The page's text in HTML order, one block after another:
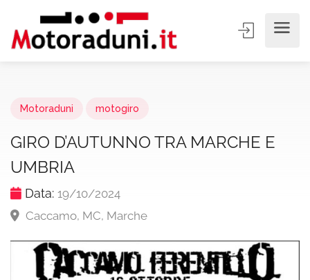
Motoraduni motogiro
GIRO D’AUTUNNO TRA MARCHE E
UMBRIA
Data: 19/10/2024
Caccamo, MC, Marche